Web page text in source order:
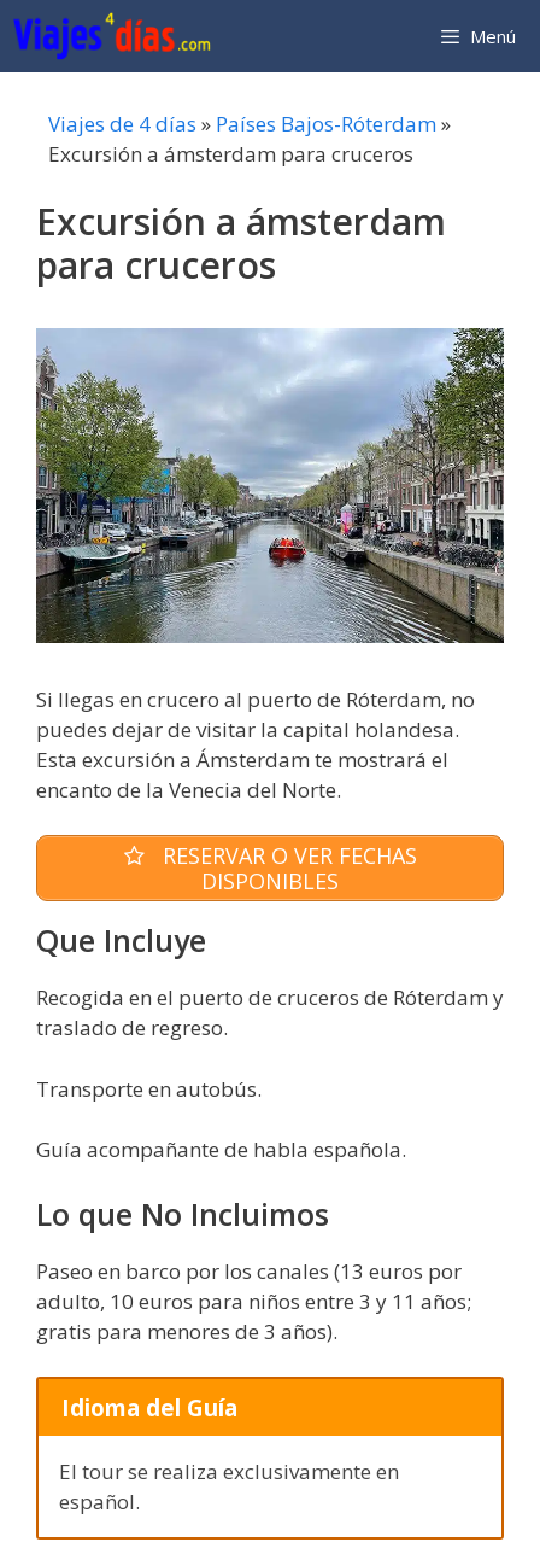
Saltar
al
contenido
Menú
Viajes de 4 días » Países Bajos-Róterdam»
Excursión a ámsterdam para cruceros
Excursión a ámsterdam
para cruceros
Si llegas en crucero al puerto de Róterdam, no
puedes dejar de visitar la capital holandesa.
Esta excursión a Ámsterdam te mostrará el
encanto de la Venecia del Norte.
RESERVAR O VER FECHAS
DISPONIBLES
Que Incluye
Recogida en el puerto de cruceros de Róterdam y
traslado de regreso.
Transporte en autobús.
Guía acompañante de habla española.
Lo que No Incluimos
Paseo en barco por los canales (13 euros por
adulto, 10 euros para niños entre 3 y 11 años;
gratis para menores de 3 años).
Idioma del Guía
El tour se realiza exclusivamente en
español.